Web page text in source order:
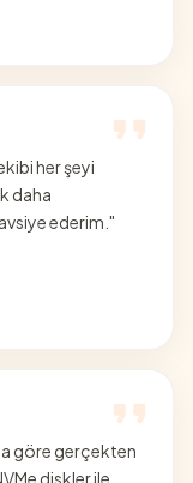
her şeyi
daha
ederim. "
göre gerçekten